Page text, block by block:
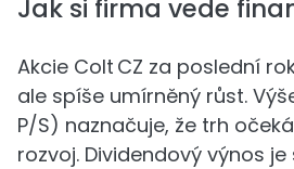
Jak si firma vede
Akcie Colt CZ za poslední
ale spíše umírněný růst.
P/S) naznačuje, že trh
rozvoj. Dividendový výnos je